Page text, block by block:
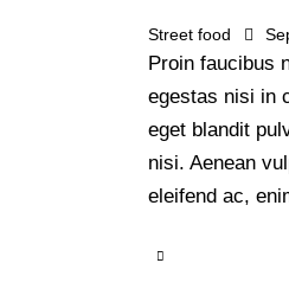
Street food
Proin faucibus
egestas nisi in
eget blandit
nisi. Aenean
eleifend ac,